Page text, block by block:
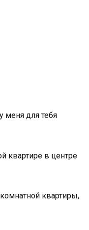
меня для тебя
квартире в центре
квартиры,